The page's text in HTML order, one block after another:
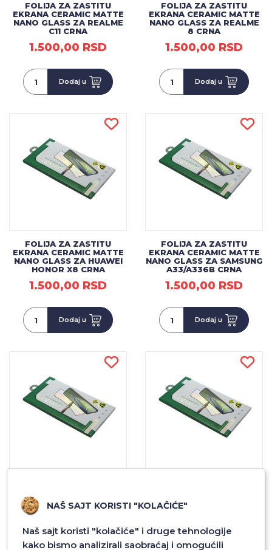
FOLIJA ZA ZASTITU
EKRANA CERAMIC MATTE
NANO GLASS ZA REALME
C11 CRNA
1.500,00 RSD
Dodaj u
FOLIJA ZA ZASTITU
EKRANA CERAMIC MATTE
NANO GLASS ZA REALME
8 CRNA
1.500,00 RSD
Dodaj u
FOLIJA ZA ZASTITU
EKRANA CERAMIC MATTE
NANO GLASS ZA HUAWEI
HONOR X8 CRNA
1.500,00 RSD
Dodaj u
FOLIJA ZA ZASTITU
EKRANA CERAMIC MATTE
NANO GLASS ZA SAMSUNG
A33/A336B CRNA
1.500,00 RSD
Dodaj u
NANO GLASS ZA SAMSUNG
A22/A226B (5G) CRNA
1.500,00 RSD
NANO GLASS ZA SAM.
A22/A225F (4G) CRNA
NAŠ SAJT KORISTI "KOLAČIĆE"
Naš sajt koristi "kolačiće" i druge tehnologije
kako bismo analizirali saobraćaj i omogućili